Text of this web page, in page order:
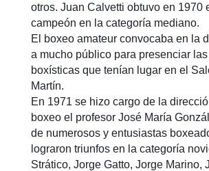
otros. Juan Calvetti obtuvo en 1970
campeón en la categoría mediano.
El boxeo amateur convocaba en la
a mucho público para presenciar
boxísticas que tenían lugar en el
Martín.
En 1971 se hizo cargo de la
boxeo el profesor José María
de numerosos y entusiastas
lograron triunfos en la categoría
Strático, Jorge Gatto, Jorge Marino,